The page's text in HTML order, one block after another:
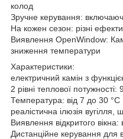
колод
Зручне керування:
На кожен сезон: різні
Виявлення OpenWindow:
зниження температури
Характеристики:
електричний камін з
2 рівні теплової
Температура: від 7 до 30 °C
реалістична ілюзія вугілля,
Виявлення відкритого
Дистанційне керування